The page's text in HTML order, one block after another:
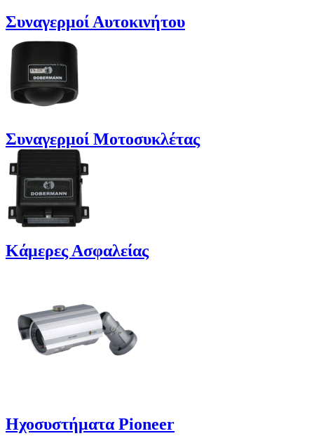
Συναγερμοί Αυτοκινήτου
Συναγερμοί Μοτοσυκλέτας
Κάμερες Ασφαλείας
Ηχοσυστήματα Pioneer